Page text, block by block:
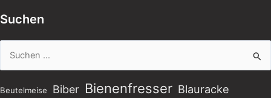
Suchen
nach:
Beutelmeise Biber Bienenfresser Blauracke